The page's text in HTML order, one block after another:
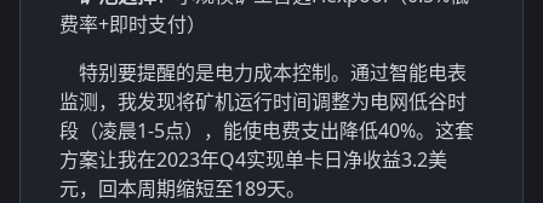
费率+即时支付）
特别要提醒的是电力成本控制。通过智能电表
监测，我发现将矿机运行时间调整为电网低谷时
段（凌晨1-5点），能使电费支出降低40%。这套
方案让我在2023年Q4实现单卡日净收益3.2美
元，回本周期缩短至189天。